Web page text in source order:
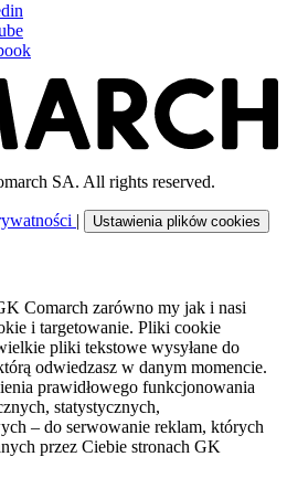
SA. All rights reserved.
| Ustawienia plików cookies
Comarch zarówno my jak i nasi
i targetowanie. Pliki cookie
pliki tekstowe wysyłane do
odwiedzasz w danym momencie.
prawidłowego funkcjonowania
statystycznych,
– do serwowanie reklam, których
przez Ciebie stronach GK